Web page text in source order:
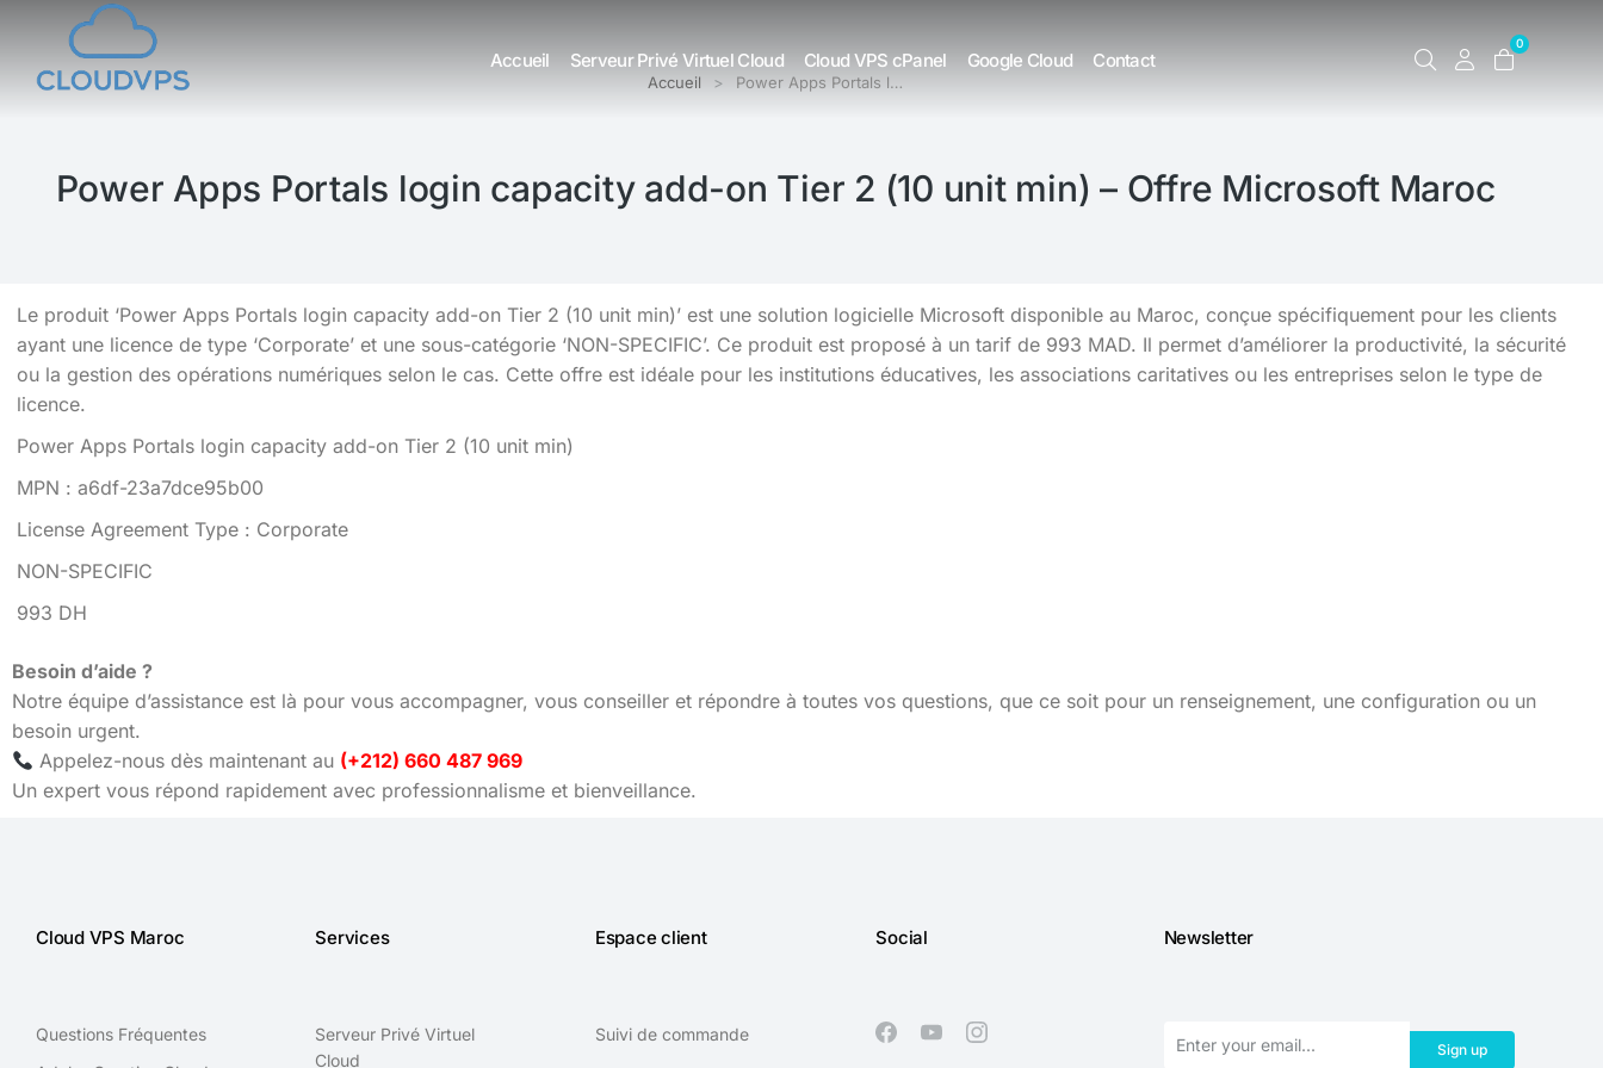
Accueil Serveur Privé Virtuel Cloud Cloud VPS cPanel Google Cloud Contact
0
Vous êtes ici : Accueil Power Apps Portals l…
Power Apps Portals login capacity add-on Tier 2 (10 unit min) – Offre Microsoft Maroc
Le produit ‘Power Apps Portals login capacity add-on Tier 2 (10 unit min)’ est une solution logicielle Microsoft disponible au Maroc, conçue spécifiquement pour les clients
ayant une licence de type ‘Corporate’ et une sous-catégorie ‘NON-SPECIFIC’. Ce produit est proposé à un tarif de 993 MAD. Il permet d’améliorer la productivité, la sécurité
ou la gestion des opérations numériques selon le cas. Cette offre est idéale pour les institutions éducatives, les associations caritatives ou les entreprises selon le type de
licence.
Power Apps Portals login capacity add-on Tier 2 (10 unit min)
MPN : a6df-23a7dce95b00
License Agreement Type : Corporate
NON-SPECIFIC
993 DH
Besoin d’aide ?
Notre équipe d’assistance est là pour vous accompagner, vous conseiller et répondre à toutes vos questions, que ce soit pour un renseignement, une configuration ou un
besoin urgent.
Appelez-nous dès maintenant au (+212) 660 487 969
Un expert vous répond rapidement avec professionnalisme et bienveillance.
Cloud VPS Maroc
Questions Fréquentes
Services
Serveur Privé Virtuel
Cloud
Espace client
Suivi de commande
Social Newsletter
Sign up